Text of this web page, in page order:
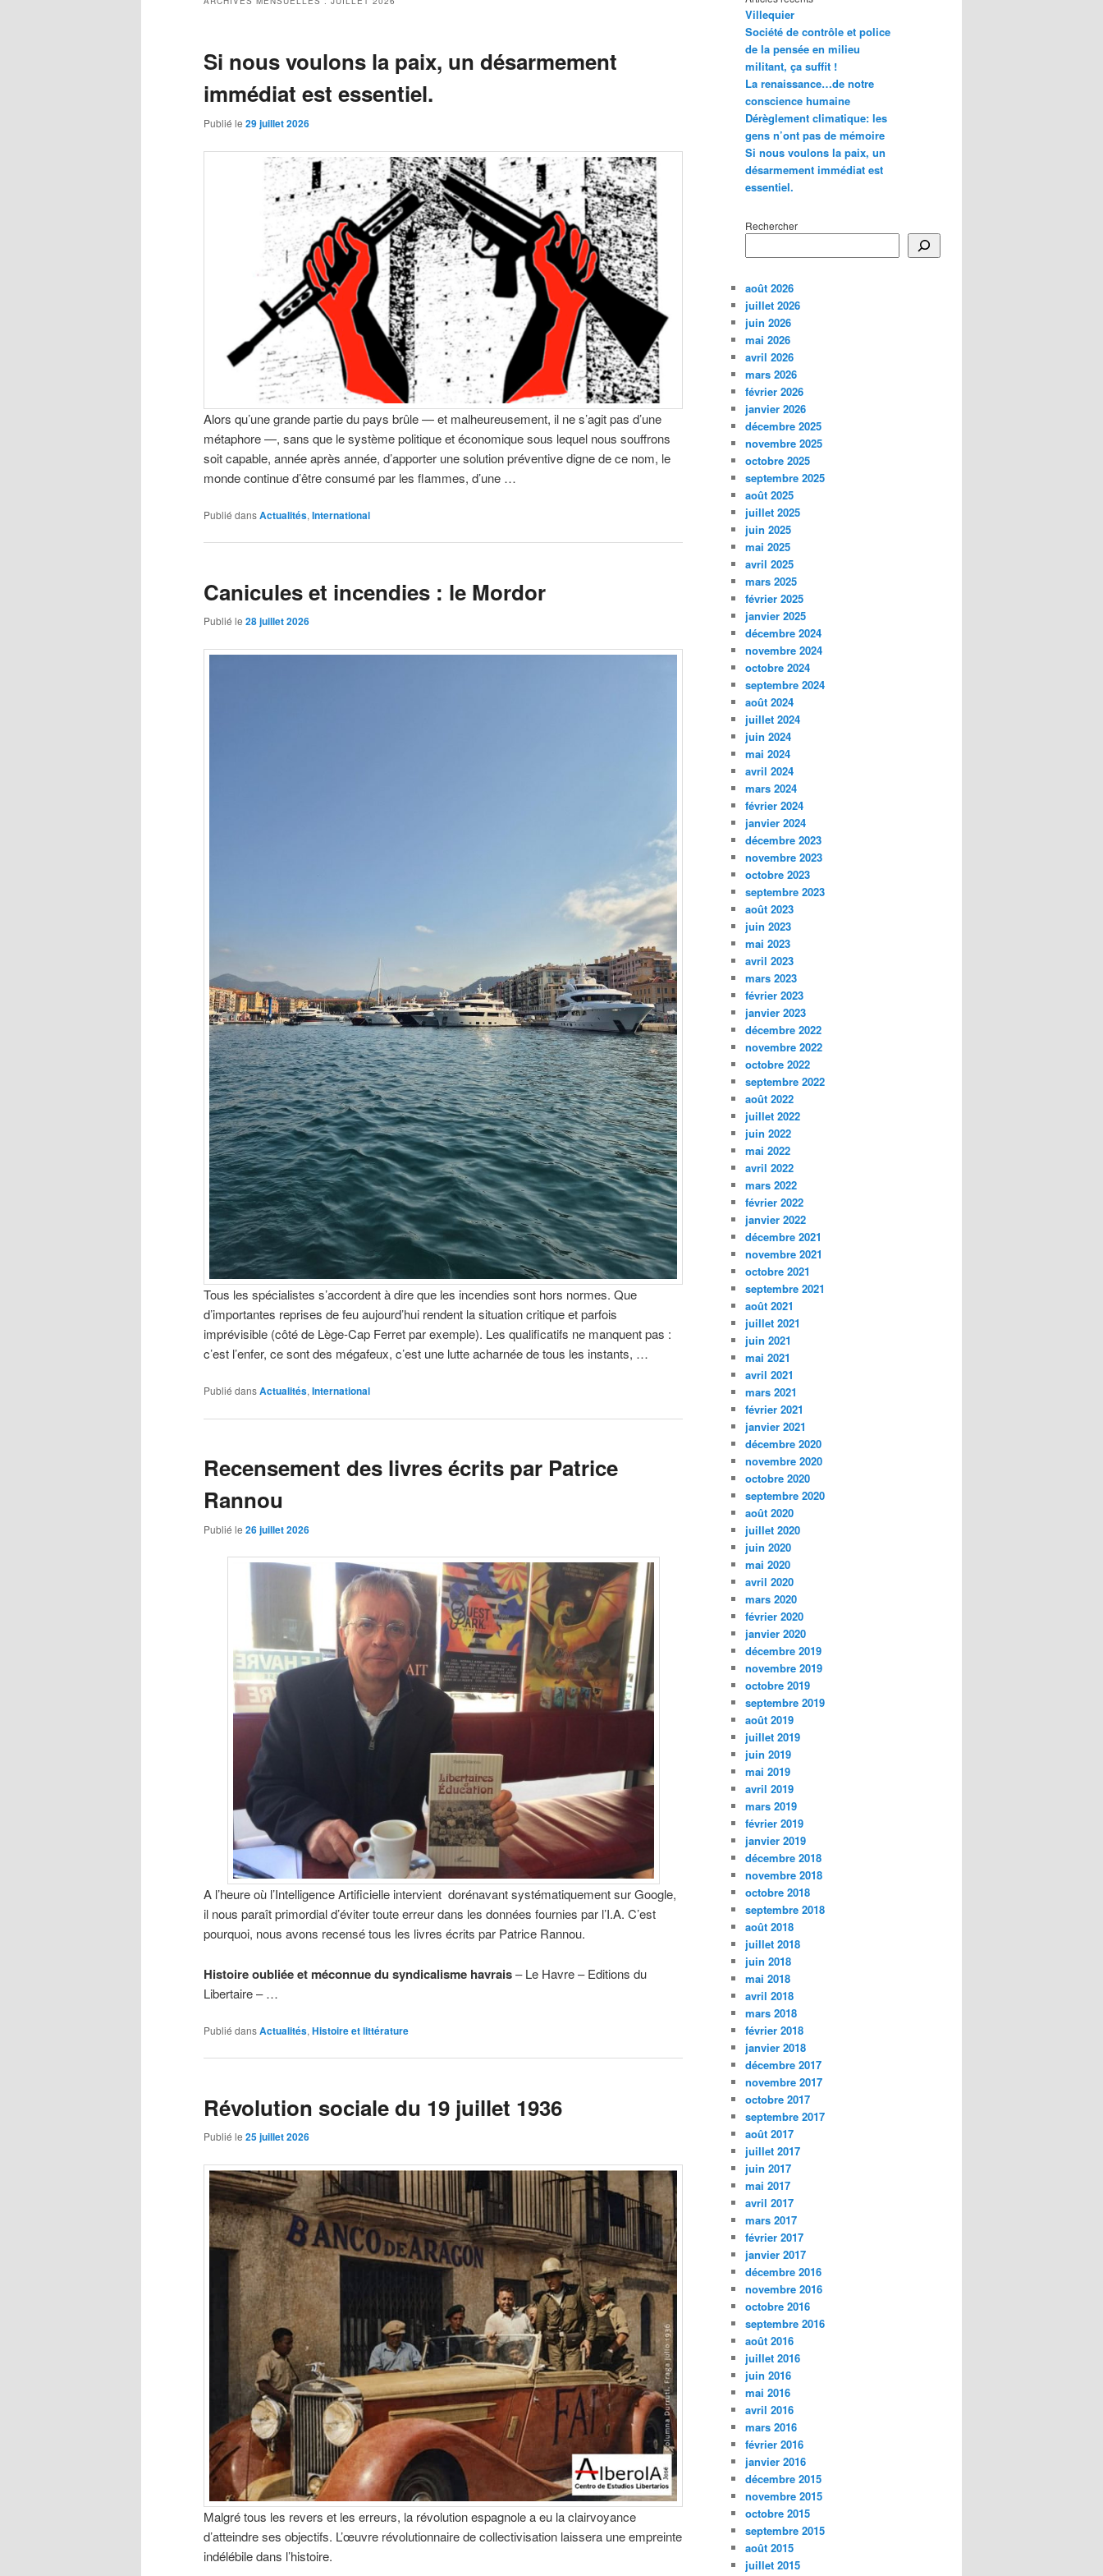
Si nous voulons la paix, un désarmement
immédiat est essentiel.
Publié le 29 juillet 2026
Alors qu’une grande partie du pays brûle — et malheureusement, il ne s’agit pas d’une
métaphore —, sans que le système politique et économique sous lequel nous souffrons
soit capable, année après année, d’apporter une solution préventive digne de ce nom, le
monde continue d’être consumé par les flammes, d’une …
Publié dansActualités, International
Canicules et incendies : le Mordor
Publié le 28 juillet 2026
Tous les spécialistes s’accordent à dire que les incendies sont hors normes. Que
d’importantes reprises de feu aujourd’hui rendent la situation critique et parfois
imprévisible (côté de Lège-Cap Ferret par exemple). Les qualificatifs ne manquent pas :
c’est l’enfer, ce sont des mégafeux, c’est une lutte acharnée de tous les instants, …
Publié dansActualités, International
Recensement des livres écrits par Patrice
Rannou
Publié le 26 juillet 2026
A l’heure où l’Intelligence Artificielle intervient dorénavant systématiquement sur Google,
il nous paraît primordial d’éviter toute erreur dans les données fournies par l’I.A. C’est
pourquoi, nous avons recensé tous les livres écrits par Patrice Rannou.
Histoire oubliée et méconnue du syndicalisme havrais– Le Havre – Editions du
Libertaire – …
Publié dansActualités, Histoire et littérature
Révolution sociale du 19 juillet 1936
Publié le 25 juillet 2026
Malgré tous les revers et les erreurs, la révolution espagnole a eu la clairvoyance
d’atteindre ses objectifs. L’œuvre révolutionnaire de collectivisation laissera une empreinte
indélébile dans l’histoire.
Villequier
Société de contrôle et police
de la pensée en milieu
militant, ça suffit !
La renaissance…de notre
conscience humaine
Dérèglement climatique: les
gens n’ont pas de mémoire
Si nous voulons la paix, un
désarmement immédiat est
essentiel.
Rechercher
août 2026
juillet 2026
juin 2026
mai 2026
avril 2026
mars 2026
février 2026
janvier 2026
décembre 2025
novembre 2025
octobre 2025
septembre 2025
août 2025
juillet 2025
juin 2025
mai 2025
avril 2025
mars 2025
février 2025
janvier 2025
décembre 2024
novembre 2024
octobre 2024
septembre 2024
août 2024
juillet 2024
juin 2024
mai 2024
avril 2024
mars 2024
février 2024
janvier 2024
décembre 2023
novembre 2023
octobre 2023
septembre 2023
août 2023
juin 2023
mai 2023
avril 2023
mars 2023
février 2023
janvier 2023
décembre 2022
novembre 2022
octobre 2022
septembre 2022
août 2022
juillet 2022
juin 2022
mai 2022
avril 2022
mars 2022
février 2022
janvier 2022
décembre 2021
novembre 2021
octobre 2021
septembre 2021
août 2021
juillet 2021
juin 2021
mai 2021
avril 2021
mars 2021
février 2021
janvier 2021
décembre 2020
novembre 2020
octobre 2020
septembre 2020
août 2020
juillet 2020
juin 2020
mai 2020
avril 2020
mars 2020
février 2020
janvier 2020
décembre 2019
novembre 2019
octobre 2019
septembre 2019
août 2019
juillet 2019
juin 2019
mai 2019
avril 2019
mars 2019
février 2019
janvier 2019
décembre 2018
novembre 2018
octobre 2018
septembre 2018
août 2018
juillet 2018
juin 2018
mai 2018
avril 2018
mars 2018
février 2018
janvier 2018
décembre 2017
novembre 2017
octobre 2017
septembre 2017
août 2017
juillet 2017
juin 2017
mai 2017
avril 2017
mars 2017
février 2017
janvier 2017
décembre 2016
novembre 2016
octobre 2016
septembre 2016
août 2016
juillet 2016
juin 2016
mai 2016
avril 2016
mars 2016
février 2016
janvier 2016
décembre 2015
novembre 2015
octobre 2015
septembre 2015
août 2015
juillet 2015